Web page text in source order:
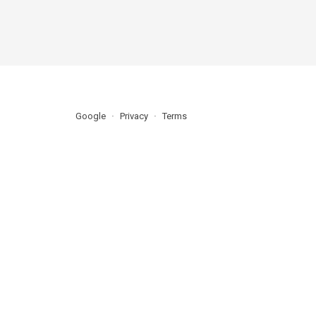
Google Privacy Terms